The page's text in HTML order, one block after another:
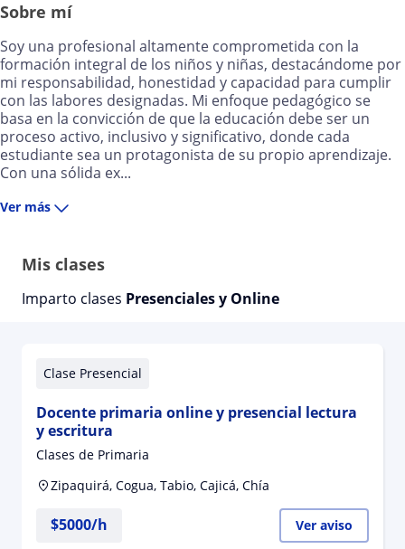
Sobre mí
Soy una profesional altamente comprometida con la
formación integral de los niños y niñas, destacándome por
mi responsabilidad, honestidad y capacidad para cumplir
con las labores designadas. Mi enfoque pedagógico se
basa en la convicción de que la educación debe ser un
proceso activo, inclusivo y significativo, donde cada
estudiante sea un protagonista de su propio aprendizaje.
Con una sólida ex...
Ver más
Mis clases
Imparto clases Presenciales y Online
Clase Presencial
Docente primaria online y presencial lectura
y escritura
Clases de Primaria
Zipaquirá, Cogua, Tabio, Cajicá, Chía
$5000/h Ver aviso